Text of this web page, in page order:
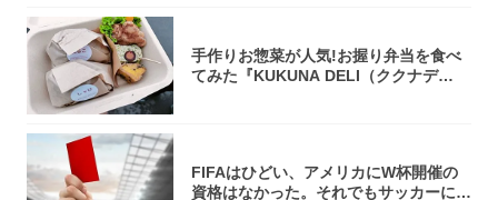
手作りお惣菜が人気!お握り弁当を食べ
てみた『KUKUNA DELI（ククナデ
FIFAはひどい、アメリカにW杯開催の
資格はなかった。それでもサッカーには